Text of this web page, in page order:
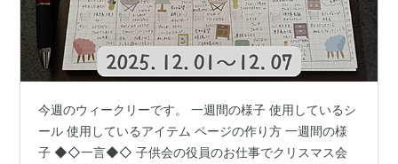
今週のウィークリーです。 一週間の様子 使用しているシ
ール 使用しているアイテム ページの作り方 一週間の様
子 ◆◇一言◆◇ 子供会の役員のお仕事でクリスマス会